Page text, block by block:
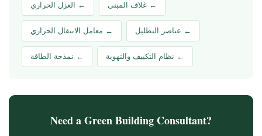
← غلاف المبنى ← العزل الحراري
← عناصر التظليل ← معامل الانتقال الحراري
← نظام التكييف والتهوية ← نمذجة الطاقة
Need a Green Building Consultant?